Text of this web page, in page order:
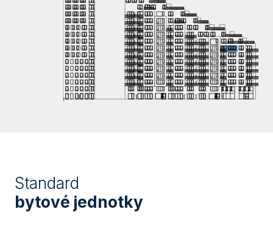
Standard
bytové jednotky